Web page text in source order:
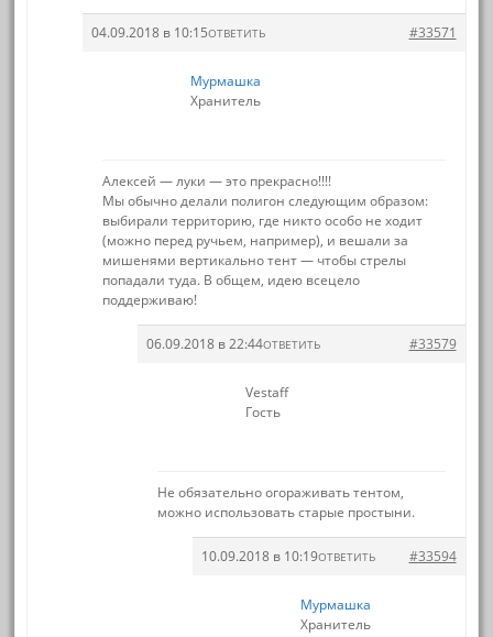
04.09.2018 в 10:15 #33571
ОТВЕТИТЬ
Мурмашка
Хранитель
Алексей — луки — это прекрасно!!!!
Мы обычно делали полигон следующим образом:
выбирали территорию, где никто особо не ходит
(можно перед ручьем, например), и вешали за
мишенями вертикально тент — чтобы стрелы
попадали туда. В общем, идею всецело
поддерживаю!
06.09.2018 в 22:44 #33579
ОТВЕТИТЬ
Vestaff
Гость
Не обязательно огораживать тентом,
можно использовать старые простыни.
10.09.2018 в 10:19 #33594
ОТВЕТИТЬ
Мурмашка
Хранитель